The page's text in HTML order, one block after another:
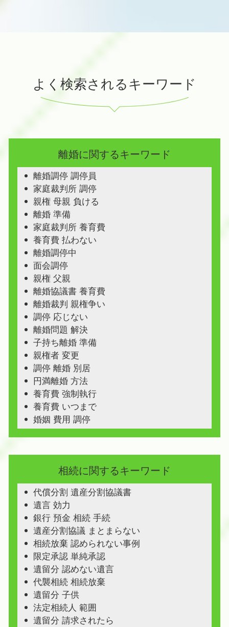
よく検索されるキーワード
離婚に関するキーワード
離婚調停 調停員
家庭裁判所 調停
親権 母親 負ける
離婚 準備
家庭裁判所 養育費
養育費 払わない
離婚調停中
面会調停
親権 父親
離婚協議書 養育費
離婚裁判 親権争い
調停 応じない
離婚問題 解決
子持ち離婚 準備
親権者 変更
調停 離婚 別居
円満離婚 方法
養育費 強制執行
養育費 いつまで
婚姻 費用 調停
相続に関するキーワード
代償分割 遺産分割協議書
遺言 効力
銀行 預金 相続 手続
遺産分割協議 まとまらない
相続放棄 認められない事例
限定承認 単純承認
遺留分 認めない遺言
代襲相続 相続放棄
遺留分 子供
法定相続人 範囲
遺留分 請求されたら